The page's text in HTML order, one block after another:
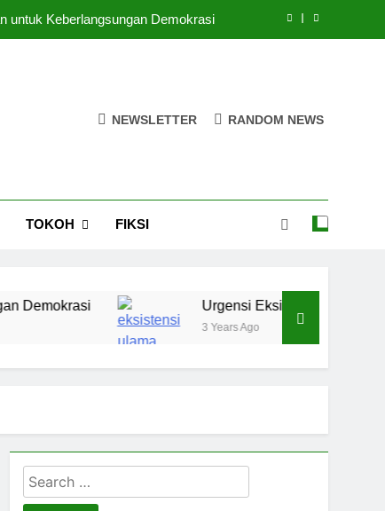
untuk Keberlangsungan Demokrasi
di Ruang-Ruang Kebijakan Publik
NEWSLETTER RANDOM NEWS
TOKOH FIKSI
Urgensi Eksistensi Masyaikh
3 Years Ago
Search
for: